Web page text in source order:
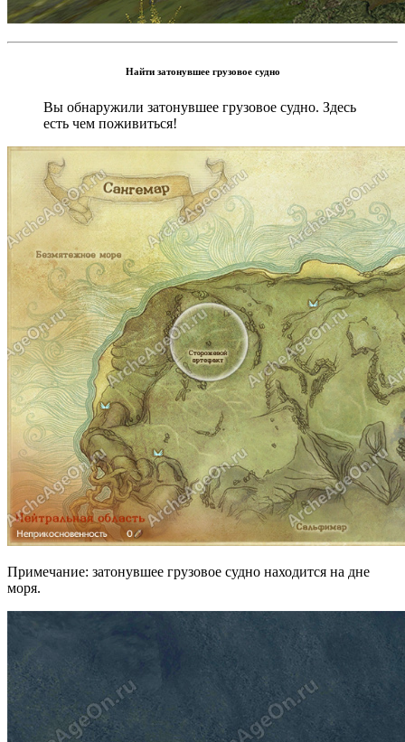
Найти затонувшее грузовое судно
Вы обнаружили затонувшее грузовое судно. Здесь
есть чем поживиться!
Примечание: затонувшее грузовое судно находится на дне
моря.